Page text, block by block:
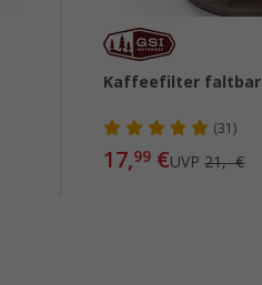
Kaffeefilter faltbar
(31)
17,99 €UVP21,- €